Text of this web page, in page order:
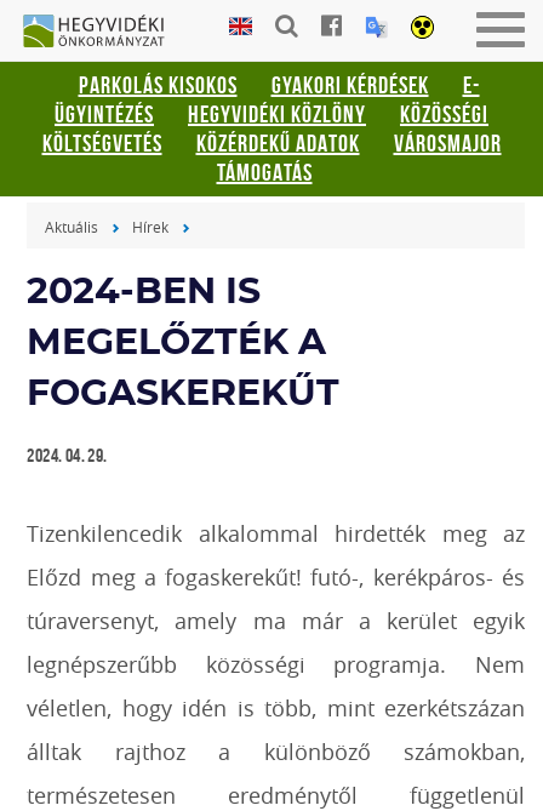
Gyorsbillentyűk
listája
Keresés:
"S"
Bejelentkezés:
be-
HEGYVIDÉKI
ÖNKORMÁNYZAT
PARKOLÁS KISOKOS GYAKORI KÉRDÉSEK
E-
ÜGYINTÉZÉS
HEGYVIDÉKI KÖZLÖNY
KÖZÖSSÉGI
KÖLTSÉGVETÉS
KÖZÉRDEKŰ ADATOK
VÁROSMAJOR
TÁMOGATÁS
Aktuális Hírek
2024-BEN IS
MEGELŐZTÉK A
FOGASKEREKŰT
2024. 04. 29.
Tizenkilencedik alkalommal hirdették meg az
Előzd meg a fogaskerekűt! futó-, kerékpáros- és
túraversenyt, amely ma már a kerület egyik
legnépszerűbb közösségi programja. Nem
véletlen, hogy idén is több, mint ezerkétszázan
álltak rajthoz a különböző számokban,
természetesen eredménytől függetlenül